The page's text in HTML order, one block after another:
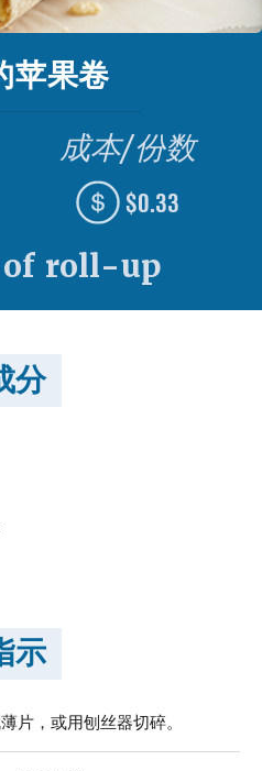
苹果卷
成本/份数
$0.33
of roll-up
分
示
片，或用刨丝器切碎。